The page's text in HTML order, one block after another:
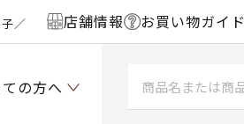
／ 店舗情報 お買い物ガイド
の方へ